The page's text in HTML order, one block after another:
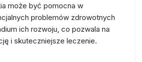
może być pomocna w
problemów zdrowotnych
ich rozwoju, co pozwala na
i skuteczniejsze leczenie.